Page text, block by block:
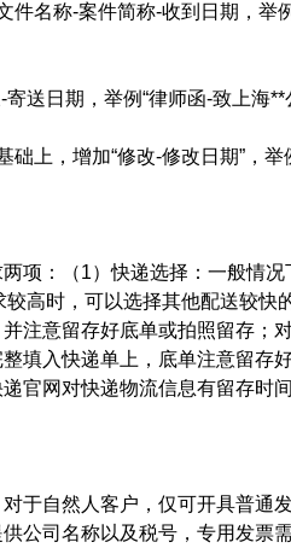
件名称-案件简称-收到日期，举
送日期，举例“律师函-致上海**
础上，增加“修改-修改日期”，
项：（1）快递选择：一般情
高时，可以选择其他配送较快
注意留存好底单或拍照留存；
填入快递单上，底单注意留存
官网对快递物流信息有留存时
于自然人客户，仅可开具普通
公司名称以及税号，专用发票